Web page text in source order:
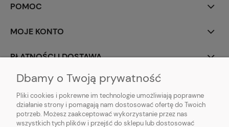
POMOC
MOJE KONTO
PŁATNOŚCI I DOSTAWA
INFORMACJE
O NAS
Dbamy o Twoją prywatność
Pliki cookies i pokrewne im technologie umożliwiają poprawne
działanie strony i pomagają nam dostosować ofertę do Twoich
potrzeb. Możesz zaakceptować wykorzystanie przez nas
wszystkich tych plików i przejść do sklepu lub dostosować